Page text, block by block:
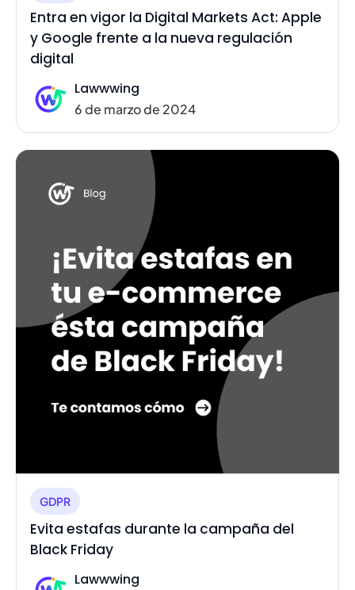
Entra en vigor la Digital Markets Act: Apple
y Google frente a la nueva regulación
digital
Lawwwing
6 de marzo de 2024
GDPR
Evita estafas durante la campaña del
Black Friday
Lawwwing